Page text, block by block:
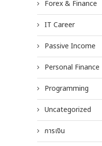
Forex & Finance
IT Career
Passive Income
Personal Finance
Programming
Uncategorized
การเงิน